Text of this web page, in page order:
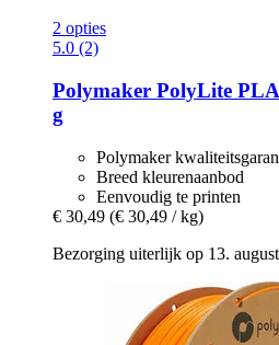
2 opties
5.0 (2)
Polymaker PolyLite
g
Polymaker
Breed kleurenaanbod
Eenvoudig te printen
€ 30,49 (€ 30,49 / kg)
Bezorging uiterlijk op 13.